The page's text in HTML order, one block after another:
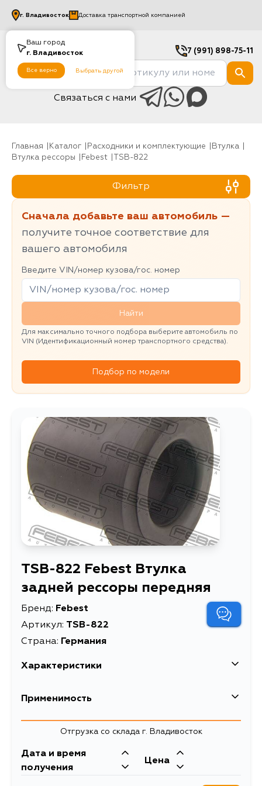
Ваш город
г. Владивосток
Все верно Выбрать другой
г. Владивосток Доставка транспортной компанией
7 (991) 898-75-11
Связаться с нами
Главная Каталог Расходники и комплектующие
Втулка
Втулка рессоры
Febest TSB-822
Фильтр
Сначала добавьте ваш автомобиль —
получите точное соответствие для
вашего автомобиля
Введите VIN/номер кузова/гос. номер
Найти
Для максимально точного подбора выберите автомобиль по
VIN (Идентификационный номер транспортного средства).
Подбор по модели
TSB-822 Febest Втулка
задней рессоры передняя
Бренд: Febest
Артикул: TSB-822
Страна: Германия
Характеристики
EAN-13
Длина упаковки, мм 44
Масса, кг 0.045
Применимость
Toyota
Кузов Двигатель
KUN15, GGN125, GGN15, KUN10,
5LE, 2KDFTV,
Отгрузка со склада г. Владивосток
Дата и время
получения
Цена